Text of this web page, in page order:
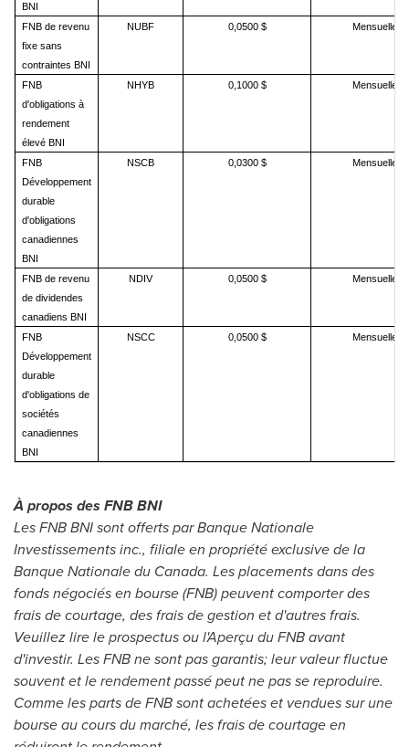
BNI
FNB de revenu
fixe sans
contraintes BNI
NUBF 0,0500 $ Mensuelle
FNB
d'obligations à
rendement
élevé BNI
NHYB 0,1000 $ Mensuelle
FNB
Développement
durable
d'obligations
canadiennes
BNI
NSCB 0,0300 $ Mensuelle
FNB de revenu
de dividendes
canadiens BNI
NDIV 0,0500 $ Mensuelle
FNB
Développement
durable
d'obligations de
sociétés
canadiennes
BNI
NSCC 0,0500 $ Mensuelle
À propos des FNB BNI
Les FNB BNI sont offerts par Banque Nationale
Investissements inc., filiale en propriété exclusive de la
Banque Nationale du Canada. Les placements dans des
fonds négociés en bourse (FNB) peuvent comporter des
frais de courtage, des frais de gestion et d'autres frais.
Veuillez lire le prospectus ou l'Aperçu du FNB avant
d'investir. Les FNB ne sont pas garantis; leur valeur fluctue
souvent et le rendement passé peut ne pas se reproduire.
Comme les parts de FNB sont achetées et vendues sur une
bourse au cours du marché, les frais de courtage en